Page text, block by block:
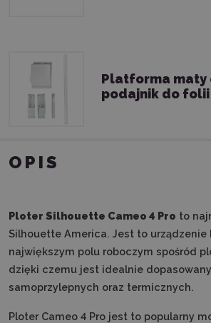
Platforma maty
podajnik do folii
OPIS
Ploter Silhouette Cameo 4 Pro to
Silhouette America. Jest to urządzenie
największym polu roboczym spośród
dzięki czemu jest idealnie
samoprzylepnych oraz termicznych.
Ploter Cameo 4 Pro jest to popularny